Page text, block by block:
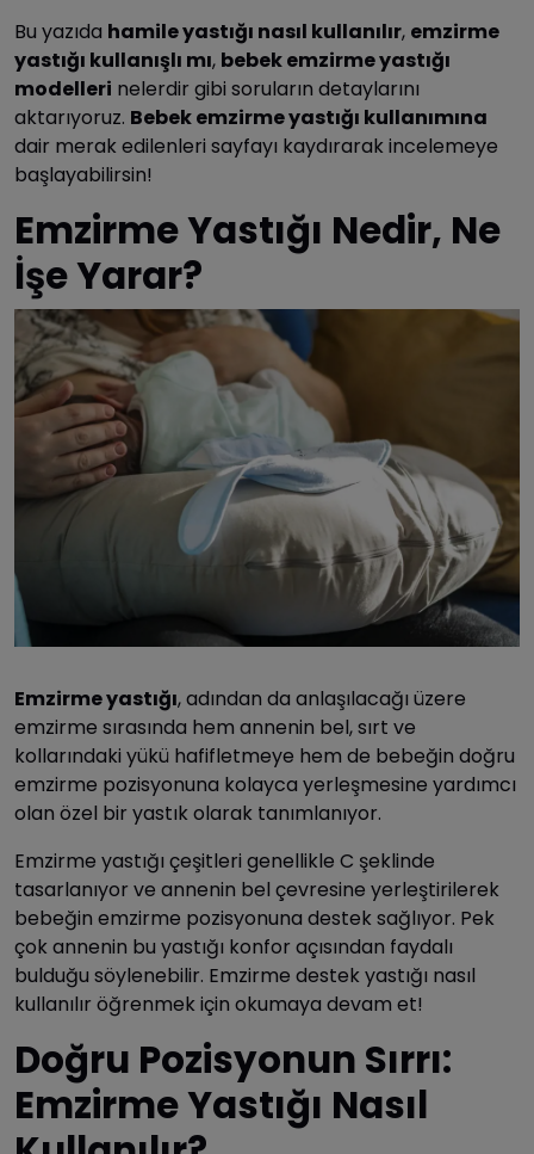
Bu yazıda hamile yastığı nasıl kullanılır, emzirme
yastığı kullanışlı mı, bebek emzirme yastığı
modelleri nelerdir gibi soruların detaylarını
aktarıyoruz. Bebek emzirme yastığı kullanımına
dair merak edilenleri sayfayı kaydırarak incelemeye
başlayabilirsin!
Emzirme Yastığı Nedir, Ne
İşe Yarar?
Emzirme yastığı, adından da anlaşılacağı üzere
emzirme sırasında hem annenin bel, sırt ve
kollarındaki yükü hafifletmeye hem de bebeğin doğru
emzirme pozisyonuna kolayca yerleşmesine yardımcı
olan özel bir yastık olarak tanımlanıyor.
Emzirme yastığı çeşitleri genellikle C şeklinde
tasarlanıyor ve annenin bel çevresine yerleştirilerek
bebeğin emzirme pozisyonuna destek sağlıyor. Pek
çok annenin bu yastığı konfor açısından faydalı
bulduğu söylenebilir. Emzirme destek yastığı nasıl
kullanılır öğrenmek için okumaya devam et!
Doğru Pozisyonun Sırrı:
Emzirme Yastığı Nasıl